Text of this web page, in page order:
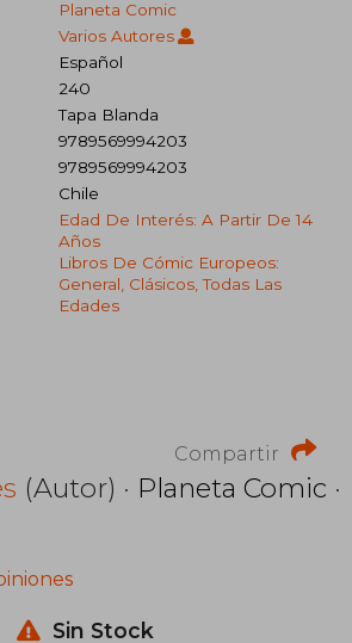
Planeta Comic
Varios Autores
Español
240
Tapa Blanda
9789569994203
9789569994203
Chile
Edad De Interés: A Partir De 14
Años
Libros De Cómic Europeos:
General, Clásicos, Todas Las
Edades
Compartir
(Autor) · Planeta Comic ·
Sin Stock